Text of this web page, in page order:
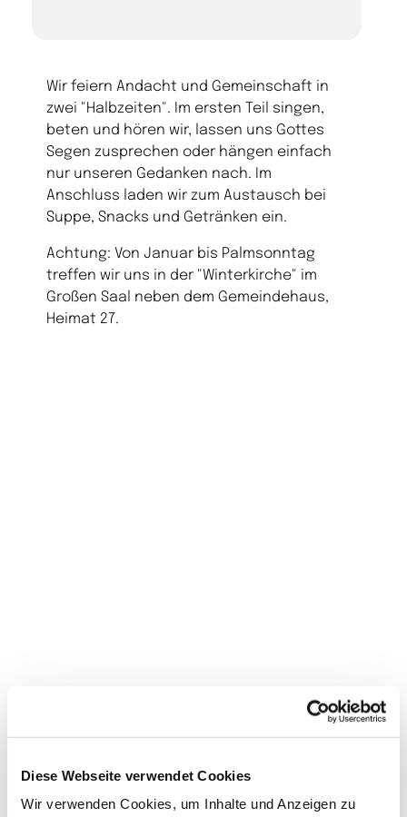
Diese Webseite verwendet Cookies
Wir verwenden Cookies, um Inhalte und Anzeigen zu
Wir feiern Andacht und Gemeinschaft in
zwei "Halbzeiten". Im ersten Teil singen,
beten und hören wir, lassen uns Gottes
Segen zusprechen oder hängen einfach
nur unseren Gedanken nach. Im
Anschluss laden wir zum Austausch bei
Suppe, Snacks und Getränken ein.
Achtung: Von Januar bis Palmsonntag
treffen wir uns in der "Winterkirche" im
Großen Saal neben dem Gemeindehaus,
Heimat 27.
interessieren